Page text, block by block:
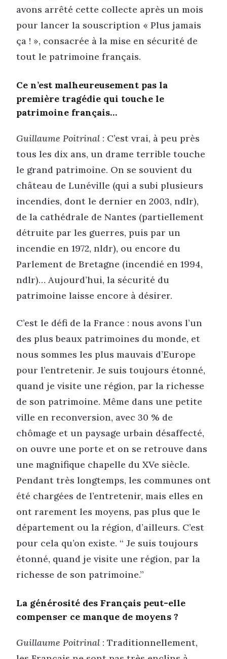
avons arrêté cette collecte après un mois
pour lancer la souscription « Plus jamais
ça ! », consacrée à la mise en sécurité de
tout le patrimoine français.
Ce n’est malheureusement pas la
première tragédie qui touche le
patrimoine français…
Guillaume Poitrinal : C’est vrai, à peu près
tous les dix ans, un drame terrible touche
le grand patrimoine. On se souvient du
château de Lunéville (qui a subi plusieurs
incendies, dont le dernier en 2003, ndlr),
de la cathédrale de Nantes (partiellement
détruite par les guerres, puis par un
incendie en 1972, nldr), ou encore du
Parlement de Bretagne (incendié en 1994,
ndlr)… Aujourd’hui, la sécurité du
patrimoine laisse encore à désirer.
C’est le défi de la France : nous avons l’un
des plus beaux patrimoines du monde, et
nous sommes les plus mauvais d’Europe
pour l’entretenir. Je suis toujours étonné,
quand je visite une région, par la richesse
de son patrimoine. Même dans une petite
ville en reconversion, avec 30 % de
chômage et un paysage urbain désaffecté,
on ouvre une porte et on se retrouve dans
une magnifique chapelle du XVe siècle.
Pendant très longtemps, les communes ont
été chargées de l’entretenir, mais elles en
ont rarement les moyens, pas plus que le
département ou la région, d’ailleurs. C’est
pour cela qu’on existe. “ Je suis toujours
étonné, quand je visite une région, par la
richesse de son patrimoine.”
La générosité des Français peut-elle
compenser ce manque de moyens ?
Guillaume Poitrinal : Traditionnellement,